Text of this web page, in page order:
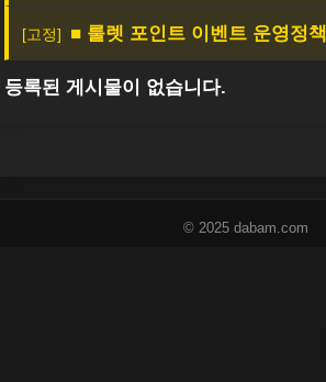
■ 룰렛 포인트 이벤트 운영정책
등록된 게시물이 없습니다.
© 2025 dabam.com